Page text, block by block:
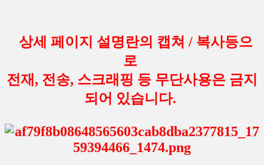
상세 페이지 설명란의 캡쳐 / 복사등으
로
전재, 전송, 스크래핑 등 무단사용은 금지
되어 있습니다.